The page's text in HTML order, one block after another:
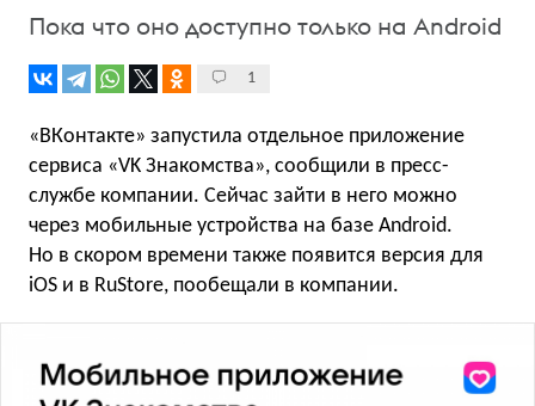
Пока что оно доступно только на Android
1
«ВКонтакте» запустила отдельное приложение
сервиса «VK Знакомства», сообщили в пресс-
службе компании. Сейчас зайти в него можно
через мобильные устройства на базе Android.
Но в скором времени также появится версия для
iOS и в RuStore, пообещали в компании.